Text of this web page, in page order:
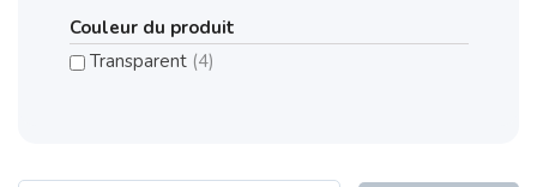
Couleur du produit
Transparent (4)